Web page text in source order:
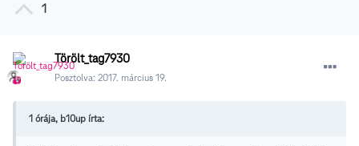
1
Törölt_tag7930
Posztolva: 2017. március 19.
1 órája, b10up írta: